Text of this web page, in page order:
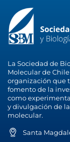
La Sociedad de
Molecular de
organización que
fomento de la
como
y divulgación de
molecular.
Santa